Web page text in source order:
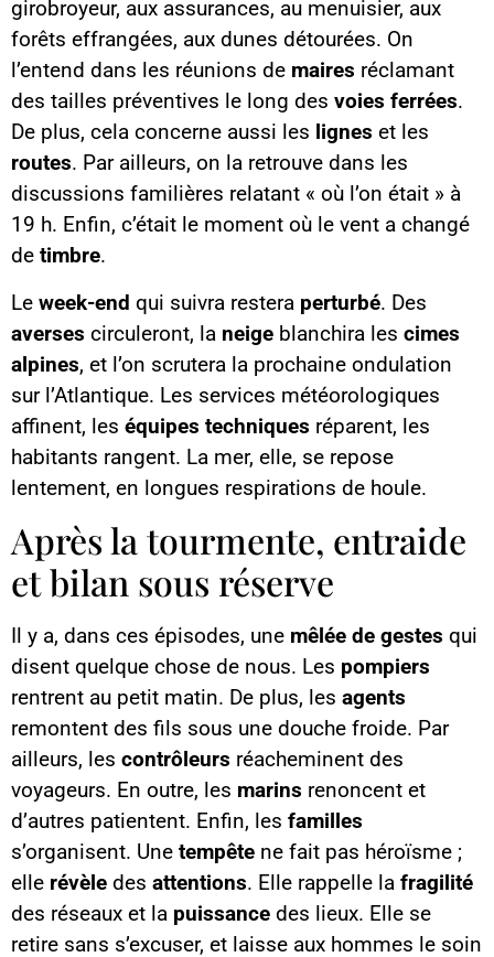
girobroyeur, aux assurances, au menuisier, aux
forêts effrangées, aux dunes détourées. On
l’entend dans les réunions de maires réclamant
des tailles préventives le long des voies ferrées.
De plus, cela concerne aussi les lignes et les
routes. Par ailleurs, on la retrouve dans les
discussions familières relatant « où l’on était » à
19 h. Enfin, c’était le moment où le vent a changé
de timbre.
Le week-end qui suivra restera perturbé. Des
averses circuleront, la neige blanchira les cimes
alpines, et l’on scrutera la prochaine ondulation
sur l’Atlantique. Les services météorologiques
affinent, les équipes techniques réparent, les
habitants rangent. La mer, elle, se repose
lentement, en longues respirations de houle.
Après la tourmente, entraide
et bilan sous réserve
Il y a, dans ces épisodes, une mêlée de gestes qui
disent quelque chose de nous. Les pompiers
rentrent au petit matin. De plus, les agents
remontent des fils sous une douche froide. Par
ailleurs, les contrôleurs réacheminent des
voyageurs. En outre, les marins renoncent et
d’autres patientent. Enfin, les familles
s’organisent. Une tempête ne fait pas héroïsme ;
elle révèle des attentions. Elle rappelle la fragilité
des réseaux et la puissance des lieux. Elle se
retire sans s’excuser, et laisse aux hommes le soin